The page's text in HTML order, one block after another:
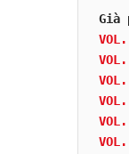
Già